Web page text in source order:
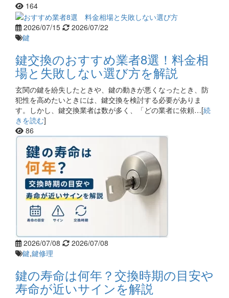
164
2026/07/15
2026/07/22
鍵
鍵交換のおすすめ業者8選！料金相
場と失敗しない選び方を解説
玄関の鍵を紛失したときや、鍵の動きが悪くなったとき、防
犯性を高めたいときには、鍵交換を検討する必要がありま
す。しかし、鍵交換業者は数が多く、「どの業者に依頼…[続
きを読む]
86
2026/07/08
2026/07/08
鍵,鍵修理
鍵の寿命は何年？交換時期の目安や
寿命が近いサインを解説